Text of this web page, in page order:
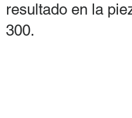
resultado en la
300.